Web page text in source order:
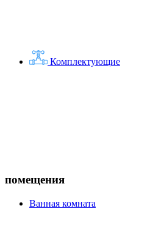
Комплектующие
помещения
Ванная комната